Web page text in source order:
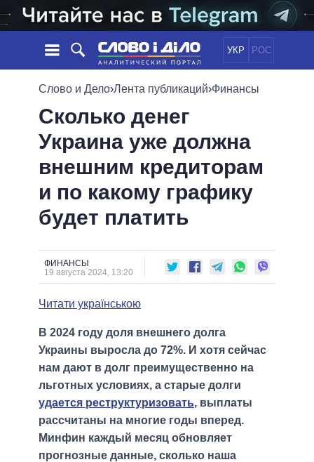
УКР РОС
НОВОСТИ
ЛЕНТА
СОБЫТИЯ
СТАТЬИ
ОБЗОРЫ
ДАЙДЖЕСТЫ
ПОЛИТИКА
ЭКОНОМИКА
ОБЩЕСТВО
МИР
ОБЕЩАНИЯ
ПОЛИТИКИ
ПРЕЗИДЕНТ И ОФИС
ВЕРХОВНАЯ РАДА
ГЛАВЫ ОБЛАДМИНИСТРАЦИЙ
МЭРЫ
ВСЕ ПЕРСОНЫ
ИНФОГРАФИКА
ВИДЕО
СРАВНЕНИЕ ПОЛИТИКОВ
Слово и Дело›Лента публикаций›Финансы
Сколько денег
Украина уже должна
внешним кредиторам
и по какому графику
будет платить
ФИНАНСЫ
19 августа 2024, 13:20
Читати українською
В 2024 году доля внешнего долга
Украины выросла до 72%. И хотя сейчас
нам дают в долг преимущественно на
льготных условиях, а старые долги
удается реструктуризовать, выплаты
рассчитаны на многие годы вперед.
Минфин каждый месяц обновляет
прогнозные данные, сколько наша